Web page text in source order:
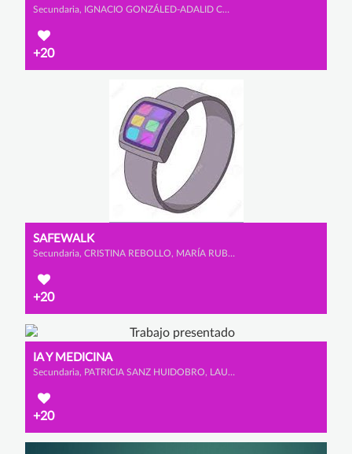
Secundaria, IGNACIO GONZÁLED-ADALID CHOZAS, JOSÉ GONZÁLEZ-ADALID LLABRÉS y ÁLVARO VALDÉS PIRIZ
+20
SAFEWALK
Secundaria, CRISTINA REBOLLO, MARÍA RUBIO y ALLEGRA MEAZZA
+20
IA Y MEDICINA
Secundaria, PATRICIA SANZ HUIDOBRO, LAURA MANTECÓN HERNANZ y ICÍAR HEREDERO PÉREZ
+20